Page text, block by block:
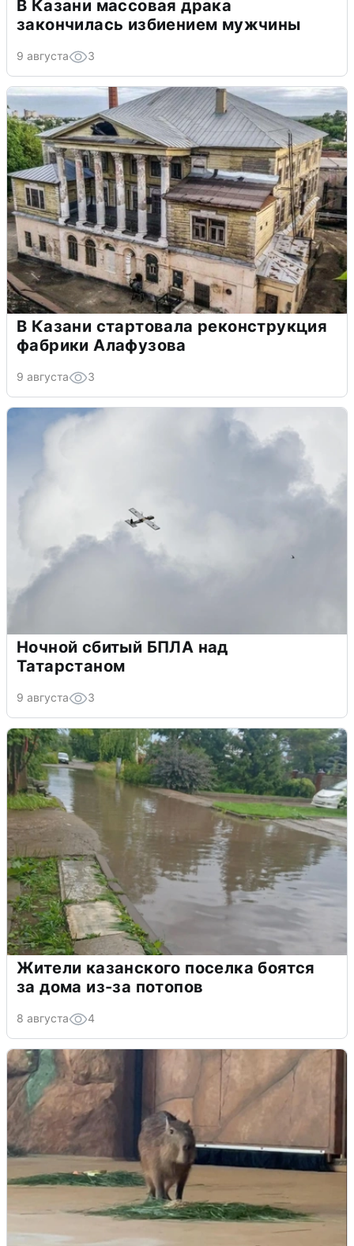
В Казани массовая драка
закончилась избиением мужчины
9 августа 3
В Казани стартовала реконструкция
фабрики Алафузова
9 августа 3
Ночной сбитый БПЛА над
Татарстаном
9 августа 3
Жители казанского поселка боятся
за дома из-за потопов
8 августа 4